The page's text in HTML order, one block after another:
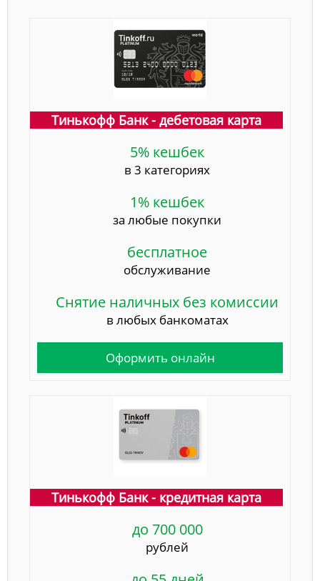
Тинькофф Банк - дебетовая карта
5% кешбек
в 3 категориях
1% кешбек
за любые покупки
бесплатное
обслуживание
Снятие наличных без комиссии
в любых банкоматах
Оформить онлайн
Тинькофф Банк - кредитная карта
до 700 000
рублей